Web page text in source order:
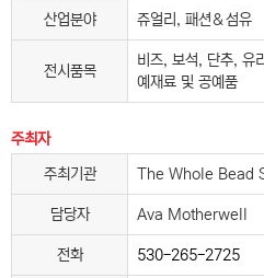
산업분야 쥬얼리, 패션＆섬유
전시품목
비즈, 보석, 단추, 유
예재료 및 공예품
주최자
주최기관
The Whole Bead
담당자 Ava Motherwell
전화 530-265-2725